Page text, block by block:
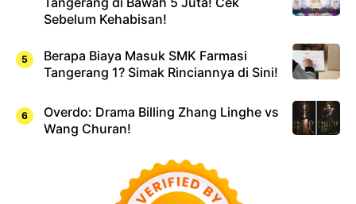
Sebelum Kehabisan!
Berapa Biaya Masuk SMK Farmasi
Tangerang 1? Simak Rinciannya di Sini!
Overdo: Drama Billing Zhang Linghe vs
Wang Churan!